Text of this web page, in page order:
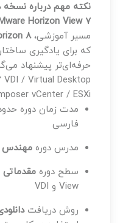
نکته مهم درباره نسخه
Horizon View 7
مسیر آموزشی،8
حرفه‌ای‌تر پیشنهاد
VDI / Virtual Desktop
vCenter / ESXi
مدت زمان دوره
فارسی
مدرس دوره مهندس
سطح دوره مقدماتی
View و VDI
روش دریافت